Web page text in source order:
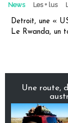
News Les + lus
Detroit, une «
Le Rwanda, un
Une route,